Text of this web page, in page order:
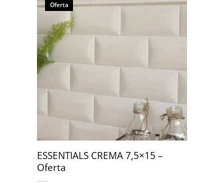
Oferta
ESSENTIALS CREMA 7,5×15 –
Oferta